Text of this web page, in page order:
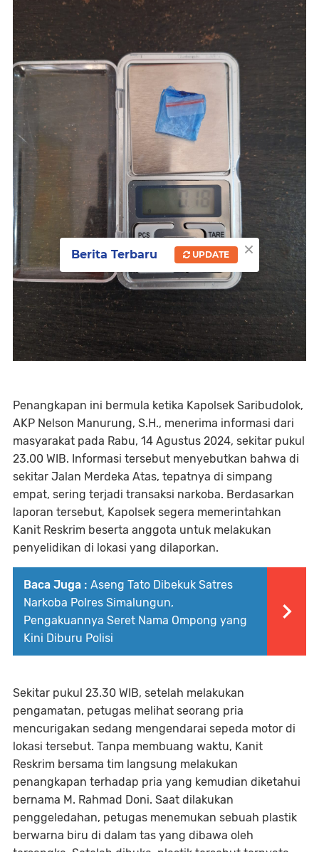
Penangkapan ini bermula ketika Kapolsek Saribudolok,
AKP Nelson Manurung, S.H., menerima informasi dari
masyarakat pada Rabu, 14 Agustus 2024, sekitar pukul
23.00 WIB. Informasi tersebut menyebutkan bahwa di
sekitar Jalan Merdeka Atas, tepatnya di simpang
empat, sering terjadi transaksi narkoba. Berdasarkan
laporan tersebut, Kapolsek segera memerintahkan
Kanit Reskrim beserta anggota untuk melakukan
penyelidikan di lokasi yang dilaporkan.
Baca Juga : Aseng Tato Dibekuk Satres
Narkoba Polres Simalungun,
Pengakuannya Seret Nama Ompong yang
Kini Diburu Polisi
Sekitar pukul 23.30 WIB, setelah melakukan
pengamatan, petugas melihat seorang pria
mencurigakan sedang mengendarai sepeda motor di
lokasi tersebut. Tanpa membuang waktu, Kanit
Reskrim bersama tim langsung melakukan
penangkapan terhadap pria yang kemudian diketahui
bernama M. Rahmad Doni. Saat dilakukan
penggeledahan, petugas menemukan sebuah plastik
berwarna biru di dalam tas yang dibawa oleh
×
Berita Terbaru UPDATE